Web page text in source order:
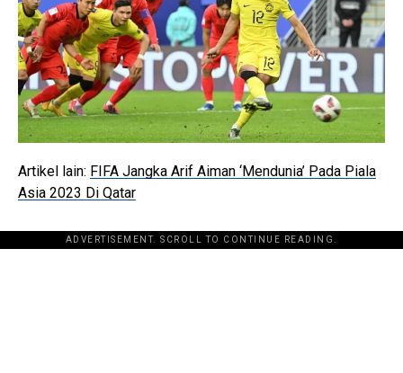
Artikel lain: FIFA Jangka Arif Aiman ‘Mendunia’ Pada Piala
Asia 2023 Di Qatar
ADVERTISEMENT. SCROLL TO CONTINUE READING.